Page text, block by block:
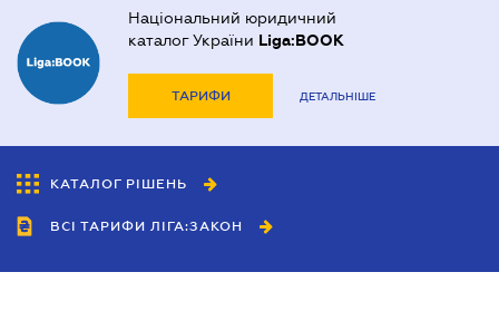
Національний юридичний
каталог України Liga:BOOK
ТАРИФИ ДЕТАЛЬНІШЕ
КАТАЛОГ РІШЕНЬ
ВСІ ТАРИФИ ЛІГА:ЗАКОН